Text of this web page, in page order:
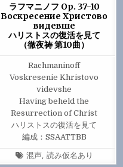
ラフマニノフ Op. 37-10
Воскресение Христово
видевше
ハリストスの復活を見て
（徹夜祷 第10曲）
Rachmaninoff
Voskresenie Khristovo
videvshe
Having beheld the
Resurrection of Christ
ハリストスの復活を見て
編成：SSAATTBB
Tagged
混声, 読み仮名あり